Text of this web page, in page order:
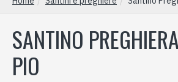
SANTINO
PIO